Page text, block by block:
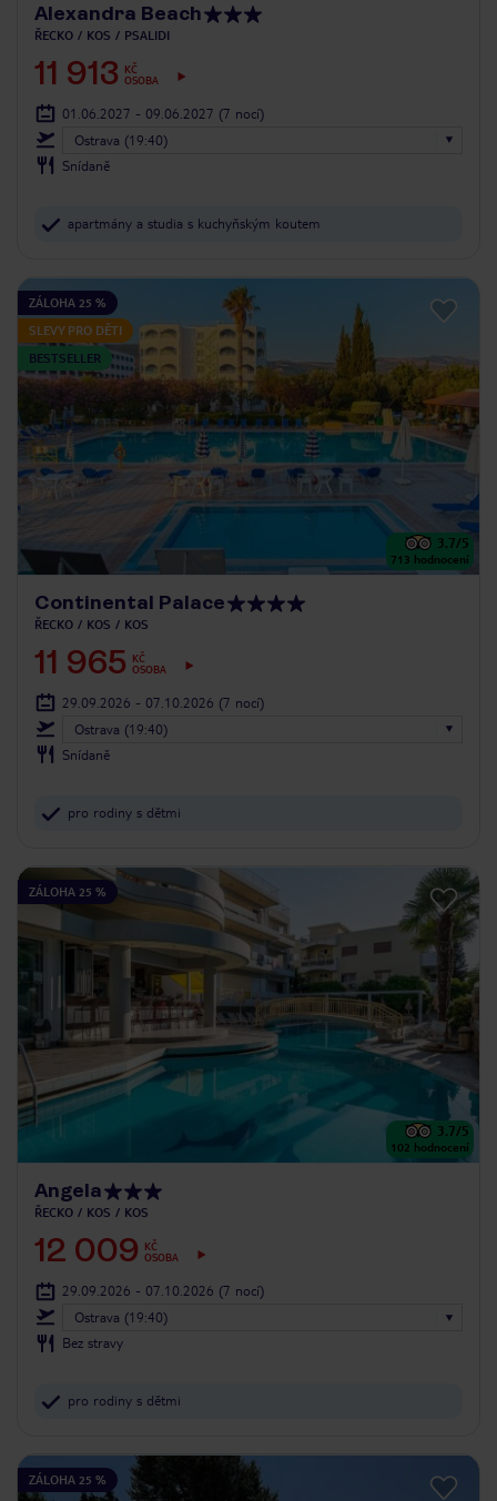
Alexandra Beach
ŘECKO KOS PSALIDI
11 913
KČ
OSOBA
01.06.2027 - 09.06.2027 (7 nocí)
Ostrava (19:40)
Snídaně
apartmány a studia s kuchyňským koutem
ZÁLOHA 25 %
SLEVY PRO DĚTI
BESTSELLER
3.7/5
713 hodnocení
Continental Palace
ŘECKO KOS KOS
11 965
KČ
OSOBA
29.09.2026 - 07.10.2026 (7 nocí)
Ostrava (19:40)
Snídaně
pro rodiny s dětmi
ZÁLOHA 25 %
3.7/5
102 hodnocení
Angela
ŘECKO KOS KOS
12 009
KČ
OSOBA
29.09.2026 - 07.10.2026 (7 nocí)
Ostrava (19:40)
Bez stravy
pro rodiny s dětmi
ZÁLOHA 25 %